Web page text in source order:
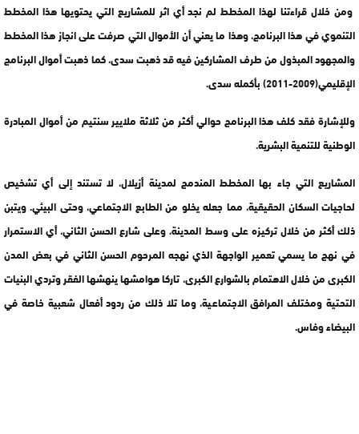
ومن خلال قراءتنا لهذا المخطط لم نجد أي اثر للمشاريع التي يحتويها هذا المخطط
التنموي في هذا البرنامج، وهذا ما يعني أن الأموال التي صرفت على انجاز هذا المخطط
والمجهود المبذول من طرف المشاركين فيه قد ذهبت سدى، كما ذهبت أموال البرنامج
الإقليمي(2009-2011) بأكمله سدى.
وللإشارة فقد كلف هذا البرنامج حوالي أكثر من ثلاثة ملايير سنتيم من أموال المبادرة
الوطنية للتنمية البشرية.
المشاريع التي جاء بها المخطط المندمج لمدينة أزيلال، لا تستند إلى أي تشخيص
لحاجيات السكان الحقيقية، مما جعله يخلو من الطابع الاجتماعي، وحتى البيئي. ويتبن
ذلك أكثر من خلال تركيزه على وسط المدينة، وعلى شارع الحسن الثاني، أي الاستمرار
في نهج ما يسمي تعمير الواجهة الذي نهجه المرحوم الحسن الثاني في بعض المدن
الكبرى من خلال الاهتمام بالشوارع الكبرى، تاركا هوامشها ينهشها الفقر وتردي البنيات
التحتية ومختلف المرافق الاجتماعية، وما تلا ذلك من ردود أفعال شعبية خاصة في
البيضاء وفاس.